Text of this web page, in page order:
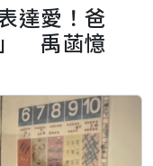
達愛！爸
禹菡憶